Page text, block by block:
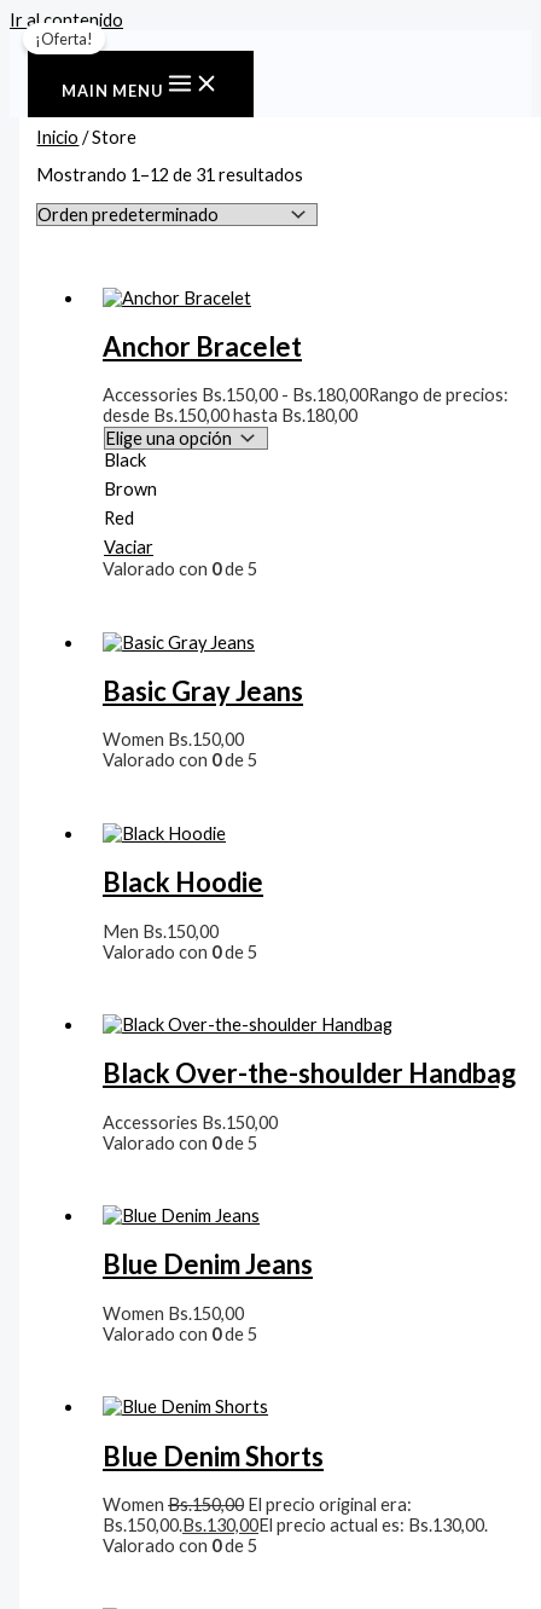
Ir al contenido
MAIN MENU
Inicio / Store
Mostrando 1–12 de 31 resultados
Anchor Bracelet
Accessories Bs.150,00 - Bs.180,00Rango de precios:
desde Bs.150,00 hasta Bs.180,00
Black
Brown
Red
Vaciar
Valorado con 0de 5
Basic Gray Jeans
Women Bs.150,00
Valorado con 0de 5
Black Hoodie
Men Bs.150,00
Valorado con 0de 5
Black Over-the-shoulder Handbag
Accessories Bs.150,00
Valorado con 0de 5
Blue Denim Jeans
Women Bs.150,00
Valorado con 0de 5
¡Oferta!
Blue Denim Shorts
WomenBs.150,00 El precio original era:
Bs.150,00.Bs.130,00El precio actual es: Bs.130,00.
Valorado con 0de 5